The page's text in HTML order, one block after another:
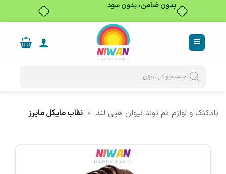
بدون ضامن، بدون سود
content
search
بادکنک و لوازم تم تولد نیوان هپی لند » نقاب مایکل مایرز